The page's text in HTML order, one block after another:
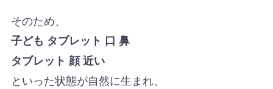
そのため、
子ども タブレット 口 鼻
タブレット 顔 近い
といった状態が自然に生まれ、